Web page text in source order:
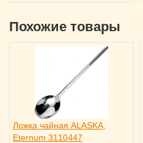
Похожие товары
Ложка чайная ALASKA,
Eternum 3110447